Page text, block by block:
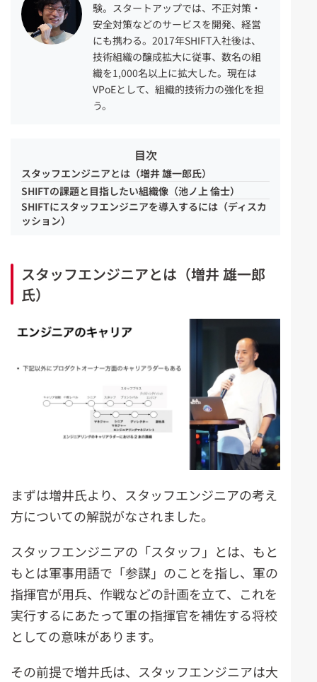
験。スタートアップでは、不正対策・
安全対策などのサービスを開発、経営
にも携わる。2017年SHIFT入社後は、
技術組織の醸成拡大に従事、数名の組
織を1,000名以上に拡大した。 現在は
VPoEとして、組織的技術力の強化を担
う。
目次
スタッフエンジニアとは（増井 雄一郎氏）
SHIFTの課題と目指したい組織像（池ノ上 倫士）
SHIFTにスタッフエンジニアを導入するには（ディスカ
ッション）
スタッフエンジニアとは（増井 雄一郎
氏）
まずは増井氏より、スタッフエンジニアの考え
方についての解説がなされました。
スタッフエンジニアの「スタッフ」とは、もと
もとは軍事用語で「参謀」のことを指し、軍の
指揮官が用兵、作戦などの計画を立て、これを
実行するにあたって軍の指揮官を補佐する将校
としての意味があります。
その前提で増井氏は、スタッフエンジニアは大